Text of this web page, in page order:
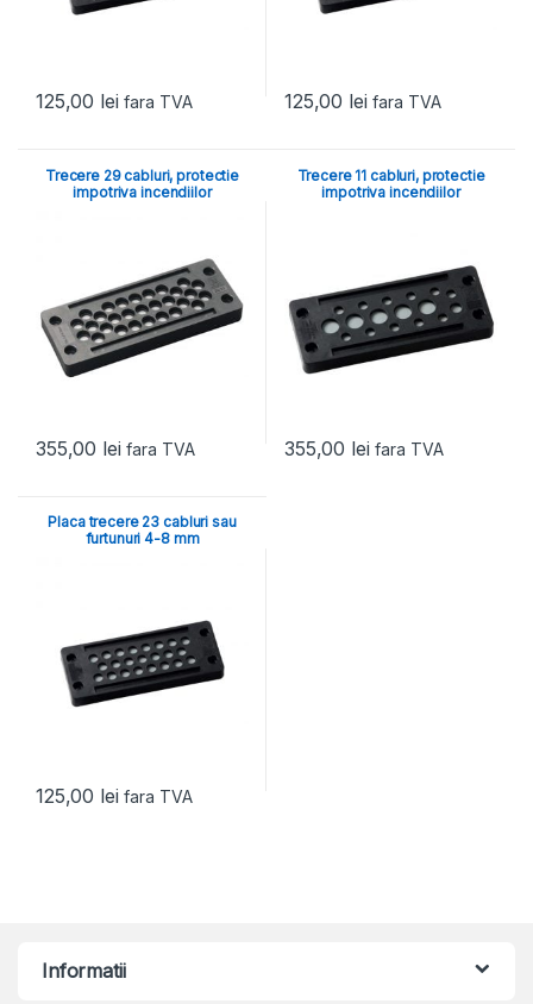
125,00 lei fara TVA 125,00 lei fara TVA
Trecere 29 cabluri, protectie
impotriva incendiilor
355,00 lei fara TVA
Trecere 11 cabluri, protectie
impotriva incendiilor
355,00 lei fara TVA
Placa trecere 23 cabluri sau
furtunuri 4-8 mm
125,00 lei fara TVA
Informatii